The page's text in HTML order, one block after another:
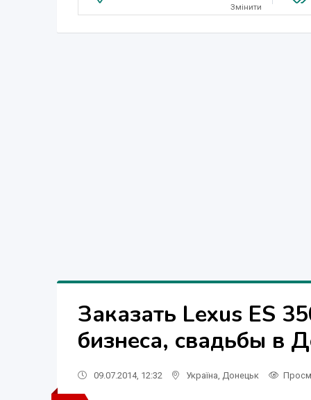
Змінити
Заказать Lexus ES
бизнеса, свадьбы в
09.07.2014, 12:32 Україна Донецьк